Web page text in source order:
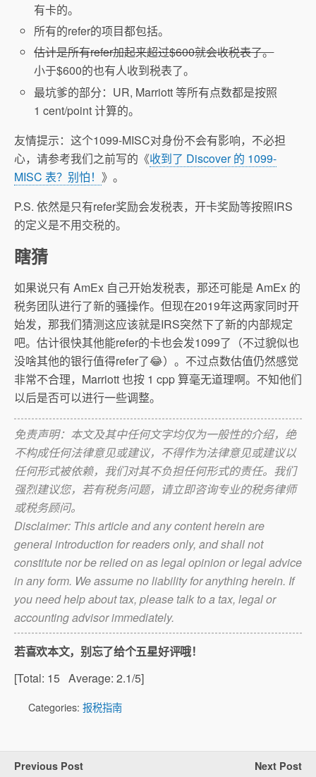
有卡的。
所有的refer的项目都包括。
估计是所有refer加起来超过$600就会收税表了。
小于$600的也有人收到税表了。
最坑爹的部分：UR, Marriott 等所有点数都是按照
1 cent/point 计算的。
友情提示：这个1099-MISC对身份不会有影响，不必担
心，请参考我们之前写的《收到了 Discover 的 1099-
MISC 表？别怕！ 》。
P.S. 依然是只有refer奖励会发税表，开卡奖励等按照IRS
的定义是不用交税的。
瞎猜
如果说只有 AmEx 自己开始发税表，那还可能是 AmEx 的
税务团队进行了新的骚操作。但现在2019年这两家同时开
始发，那我们猜测这应该就是IRS突然下了新的内部规定
吧。估计很快其他能refer的卡也会发1099了（不过貌似也
没啥其他的银行值得refer了😂）。不过点数估值仍然感觉
非常不合理，Marriott 也按 1 cpp 算毫无道理啊。不知他们
以后是否可以进行一些调整。
免责声明：本文及其中任何文字均仅为一般性的介绍，绝
不构成任何法律意见或建议，不得作为法律意见或建议以
任何形式被依赖，我们对其不负担任何形式的责任。我们
强烈建议您，若有税务问题，请立即咨询专业的税务律师
或税务顾问。
Disclaimer: This article and any content herein are
general introduction for readers only, and shall not
constitute nor be relied on as legal opinion or legal advice
in any form. We assume no liability for anything herein. If
you need help about tax, please talk to a tax, legal or
accounting advisor immediately.
若喜欢本文，别忘了给个五星好评哦！
[Total: 15 Average: 2.1/5]
Categories: 报税指南
Previous Post Next Post